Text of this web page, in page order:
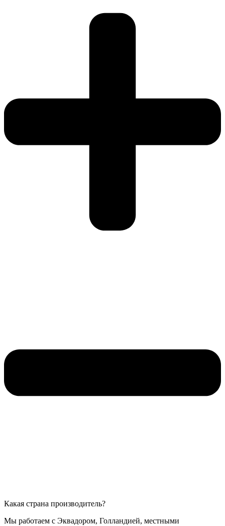
Какая страна производитель?
Мы работаем с Эквадором, Голландией, местными